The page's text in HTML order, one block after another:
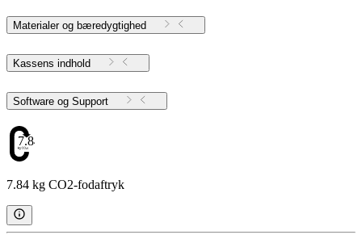
Materialer og bæredygtighed
Kassens indhold
Software og Support
7.84
7.84 kg CO2-fodaftryk